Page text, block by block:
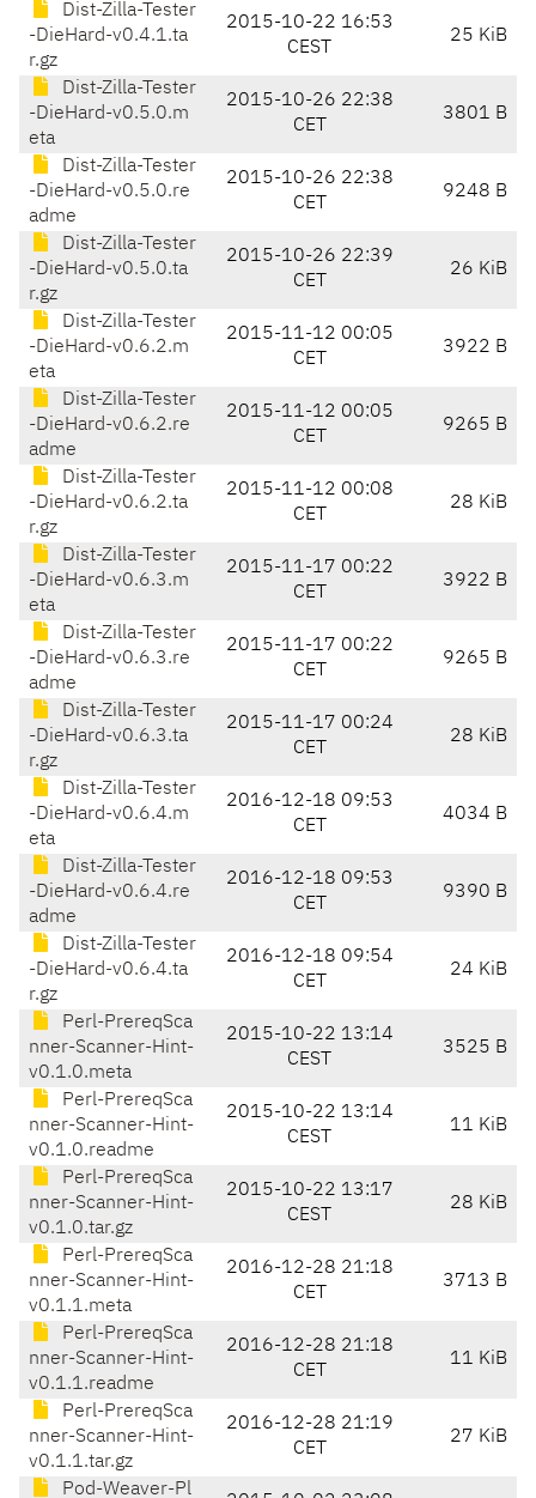
Dist-Zilla-Tester
-DieHard-v0.4.1.ta
r.gz
2015-10-22 16:53
CEST
25 KiB
Dist-Zilla-Tester
-DieHard-v0.5.0.m
eta
2015-10-26 22:38
CET
3801 B
Dist-Zilla-Tester
-DieHard-v0.5.0.re
adme
2015-10-26 22:38
CET
9248 B
Dist-Zilla-Tester
-DieHard-v0.5.0.ta
r.gz
2015-10-26 22:39
CET
26 KiB
Dist-Zilla-Tester
-DieHard-v0.6.2.m
eta
2015-11-12 00:05
CET
3922 B
Dist-Zilla-Tester
-DieHard-v0.6.2.re
adme
2015-11-12 00:05
CET
9265 B
Dist-Zilla-Tester
-DieHard-v0.6.2.ta
r.gz
2015-11-12 00:08
CET
28 KiB
Dist-Zilla-Tester
-DieHard-v0.6.3.m
eta
2015-11-17 00:22
CET
3922 B
Dist-Zilla-Tester
-DieHard-v0.6.3.re
adme
2015-11-17 00:22
CET
9265 B
Dist-Zilla-Tester
-DieHard-v0.6.3.ta
r.gz
2015-11-17 00:24
CET
28 KiB
Dist-Zilla-Tester
-DieHard-v0.6.4.m
eta
2016-12-18 09:53
CET
4034 B
Dist-Zilla-Tester
-DieHard-v0.6.4.re
adme
2016-12-18 09:53
CET
9390 B
Dist-Zilla-Tester
-DieHard-v0.6.4.ta
r.gz
2016-12-18 09:54
CET
24 KiB
Perl-PrereqSca
nner-Scanner-Hint-
v0.1.0.meta
2015-10-22 13:14
CEST
3525 B
Perl-PrereqSca
nner-Scanner-Hint-
v0.1.0.readme
2015-10-22 13:14
CEST
11 KiB
Perl-PrereqSca
nner-Scanner-Hint-
v0.1.0.tar.gz
2015-10-22 13:17
CEST
28 KiB
Perl-PrereqSca
nner-Scanner-Hint-
v0.1.1.meta
2016-12-28 21:18
CET
3713 B
Perl-PrereqSca
nner-Scanner-Hint-
v0.1.1.readme
2016-12-28 21:18
CET
11 KiB
Perl-PrereqSca
nner-Scanner-Hint-
v0.1.1.tar.gz
2016-12-28 21:19
CET
27 KiB
Pod-Weaver-Pl